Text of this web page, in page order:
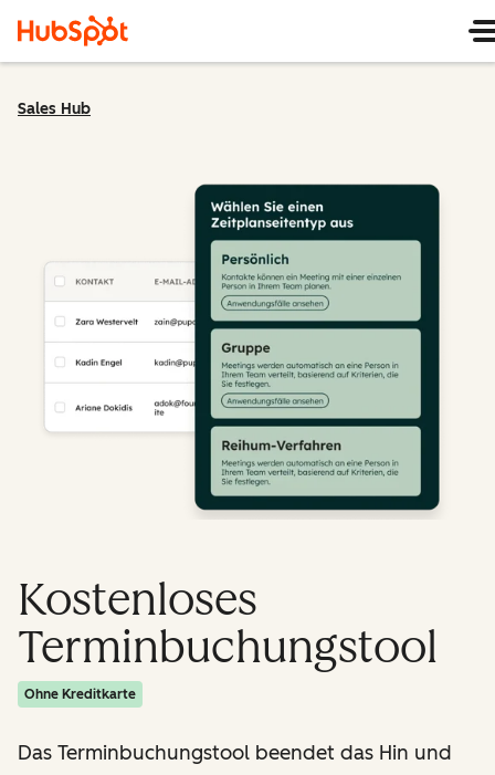
Sales Hub
Kostenloses
Terminbuchungstool
Ohne Kreditkarte
Das Terminbuchungstool beendet das Hin und